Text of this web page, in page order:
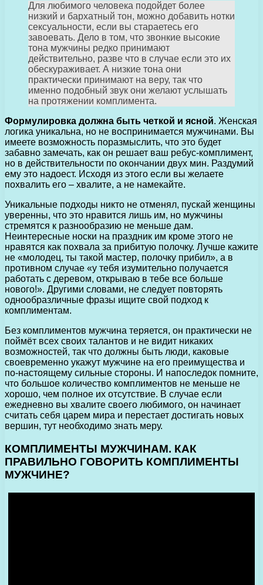
Для любимого человека подойдет более
низкий и бархатный тон, можно добавить нотки
сексуальности, если вы стараетесь его
завоевать. Дело в том, что звонкие высокие
тона мужчины редко принимают
действительно, разве что в случае если это их
обескураживает. А низкие тона они
практически принимают на веру, так что
именно подобный звук они желают услышать
на протяжении комплимента.
Формулировка должна быть четкой и ясной. Женская
логика уникальна, но не воспринимается мужчинами. Вы
имеете возможность поразмыслить, что это будет
забавно замечать, как он решает ваш ребус-комплимент,
но в действительности по окончании двух мин. Раздумий
ему это надоест. Исходя из этого если вы желаете
похвалить его – хвалите, а не намекайте.
Уникальные подходы никто не отменял, пускай женщины
уверенны, что это нравится лишь им, но мужчины
стремятся к разнообразию не меньше дам.
Неинтересные носки на праздник им кроме этого не
нравятся как похвала за прибитую полочку. Лучше кажите
не «молодец, ты такой мастер, полочку прибил», а в
противном случае «у тебя изумительно получается
работать с деревом, открываю в тебе все больше
нового!». Другими словами, не следует повторять
однообразличные фразы ищите свой подход к
комплиментам.
Без комплиментов мужчина теряется, он практически не
поймёт всех своих талантов и не видит никаких
возможностей, так что должны быть люди, каковые
своевременно укажут мужчине на его преимущества и
по-настоящему сильные стороны. И напоследок помните,
что большое количество комплиментов не меньше не
хорошо, чем полное их отсутствие. В случае если
ежедневно вы хвалите своего любимого, он начинает
считать себя царем мира и перестает достигать новых
вершин, тут необходимо знать меру.
КОМПЛИМЕНТЫ МУЖЧИНАМ. КАК
ПРАВИЛЬНО ГОВОРИТЬ КОМПЛИМЕНТЫ
МУЖЧИНЕ?